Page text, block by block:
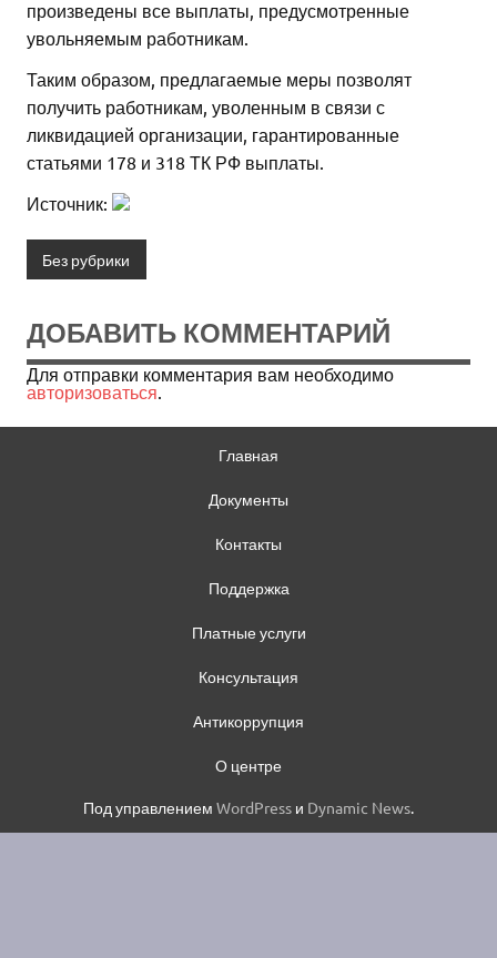
произведены все выплаты, предусмотренные
увольняемым работникам.
Таким образом, предлагаемые меры позволят
получить работникам, уволенным в связи с
ликвидацией организации, гарантированные
статьями 178 и 318 ТК РФ выплаты.
Источник:
Без рубрики
ДОБАВИТЬ КОММЕНТАРИЙ
Для отправки комментария вам необходимо
авторизоваться.
Главная
Документы
Контакты
Поддержка
Платные услуги
Консультация
Антикоррупция
О центре
Под управлением WordPress и Dynamic News.